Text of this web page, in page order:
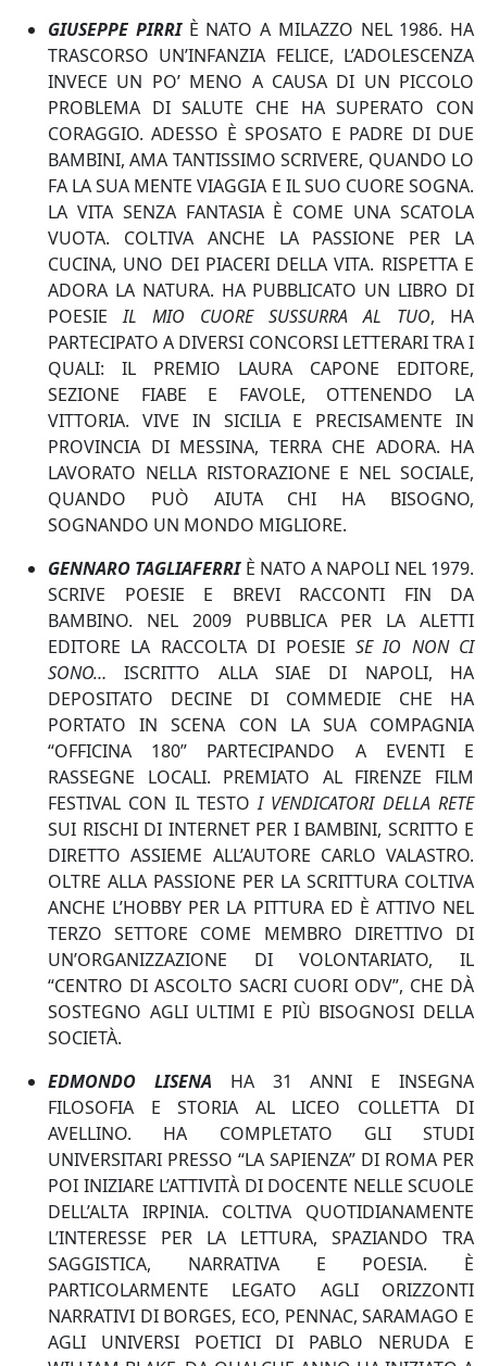
GIUSEPPE PIRRIÈ NATO A MILAZZO NEL 1986. HA
TRASCORSO UN’INFANZIA FELICE, L’ADOLESCENZA
INVECE UN PO’ MENO A CAUSA DI UN PICCOLO
PROBLEMA DI SALUTE CHE HA SUPERATO CON
CORAGGIO. ADESSO È SPOSATO E PADRE DI DUE
BAMBINI, AMA TANTISSIMO SCRIVERE, QUANDO LO
FA LA SUA MENTE VIAGGIA E IL SUO CUORE SOGNA.
LA VITA SENZA FANTASIA È COME UNA SCATOLA
VUOTA. COLTIVA ANCHE LA PASSIONE PER LA
CUCINA, UNO DEI PIACERI DELLA VITA. RISPETTA E
ADORA LA NATURA. HA PUBBLICATO UN LIBRO DI
POESIEIL MIO CUORE SUSSURRA AL TUO, HA
PARTECIPATO A DIVERSI CONCORSI LETTERARI TRA I
QUALI: IL PREMIO LAURA CAPONE EDITORE,
SEZIONE FIABE E FAVOLE, OTTENENDO LA
VITTORIA. VIVE IN SICILIA E PRECISAMENTE IN
PROVINCIA DI MESSINA, TERRA CHE ADORA. HA
LAVORATO NELLA RISTORAZIONE E NEL SOCIALE,
QUANDO PUÒ AIUTA CHI HA BISOGNO,
SOGNANDO UN MONDO MIGLIORE.
GENNARO TAGLIAFERRIÈ NATO A NAPOLI NEL 1979.
SCRIVE POESIE E BREVI RACCONTI FIN DA
BAMBINO. NEL 2009 PUBBLICA PER LA ALETTI
EDITORE LA RACCOLTA DI POESIE SE IO NON CI
SONO…ISCRITTO ALLA SIAE DI NAPOLI, HA
DEPOSITATO DECINE DI COMMEDIE CHE HA
PORTATO IN SCENA CON LA SUA COMPAGNIA
“OFFICINA 180” PARTECIPANDO A EVENTI E
RASSEGNE LOCALI. PREMIATO AL FIRENZE FILM
FESTIVAL CON IL TESTOI VENDICATORI DELLA RETE
SUI RISCHI DI INTERNET PER I BAMBINI, SCRITTO E
DIRETTO ASSIEME ALL’AUTORE CARLO VALASTRO.
OLTRE ALLA PASSIONE PER LA SCRITTURA COLTIVA
ANCHE L’HOBBY PER LA PITTURA ED È ATTIVO NEL
TERZO SETTORE COME MEMBRO DIRETTIVO DI
UN’ORGANIZZAZIONE DI VOLONTARIATO, IL
“CENTRO DI ASCOLTO SACRI CUORI ODV”, CHE DÀ
SOSTEGNO AGLI ULTIMI E PIÙ BISOGNOSI DELLA
SOCIETÀ.
EDMONDO LISENA HA 31 ANNI E INSEGNA
FILOSOFIA E STORIA AL LICEO COLLETTA DI
AVELLINO. HA COMPLETATO GLI STUDI
UNIVERSITARI PRESSO “LA SAPIENZA” DI ROMA PER
POI INIZIARE L’ATTIVITÀ DI DOCENTE NELLE SCUOLE
DELL’ALTA IRPINIA. COLTIVA QUOTIDIANAMENTE
L’INTERESSE PER LA LETTURA, SPAZIANDO TRA
SAGGISTICA, NARRATIVA E POESIA. È
PARTICOLARMENTE LEGATO AGLI ORIZZONTI
NARRATIVI DI BORGES, ECO, PENNAC, SARAMAGO E
AGLI UNIVERSI POETICI DI PABLO NERUDA E